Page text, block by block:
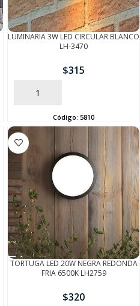
LUMINARIA 3W LED CIRCULAR BLANCO
LH-3470
$315
AÑADIR
Código: 5810
TORTUGA LED 20W NEGRA REDONDA
FRIA 6500K LH2759
$320